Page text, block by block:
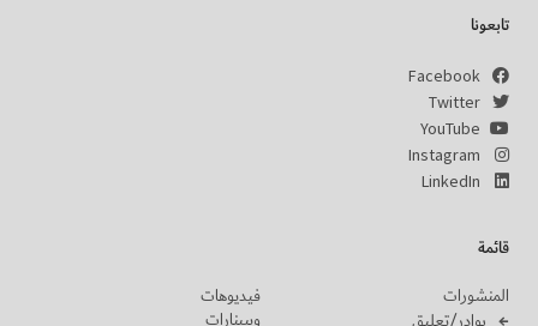
تابعونا
Facebook
Twitter
YouTube
Instagram
LinkedIn
قائمة
المنشورات
فيديوهات
ويبينارات